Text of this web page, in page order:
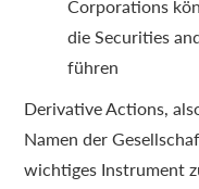
Corporations
die Securities
führen
Derivative Actions,
Namen der
wichtiges Instrument